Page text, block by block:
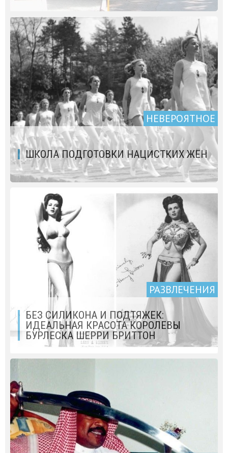
НЕВЕРОЯТНОЕ
ШКОЛА ПОДГОТОВКИ НАЦИСТКИХ ЖЁН
РАЗВЛЕЧЕНИЯ
БЕЗ СИЛИКОНА И ПОДТЯЖЕК:
ИДЕАЛЬНАЯ КРАСОТА КОРОЛЕВЫ
БУРЛЕСКА ШЕРРИ БРИТТОН